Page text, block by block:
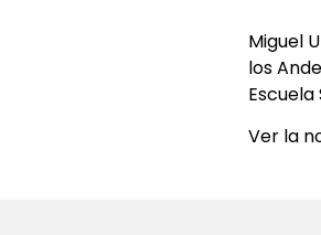
Miguel
los
Ver la